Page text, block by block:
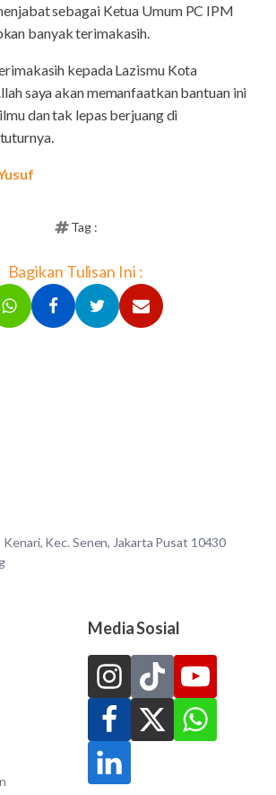
sebagai Ketua Umum PC IPM
banyak terimakasih.
kepada Lazismu Kota
saya akan memanfaatkan bantuan ini
dan tak lepas berjuang di
Tag :
Bagikan Tulisan Ini :
Kenari, Kec. Senen, Jakarta Pusat 10430
Media Sosial